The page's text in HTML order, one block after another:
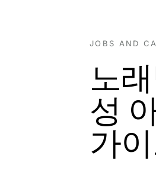
JOBS AND
노
성
가